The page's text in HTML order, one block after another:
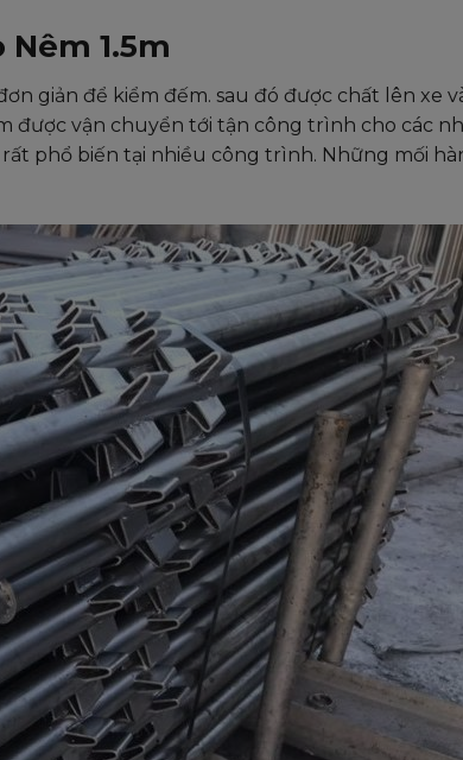
Nêm 1.5m
giản để kiểm đếm. sau đó được chất lên xe
được vận chuyển tới tận công trình cho các
phổ biến tại nhiều công trình. Những mối